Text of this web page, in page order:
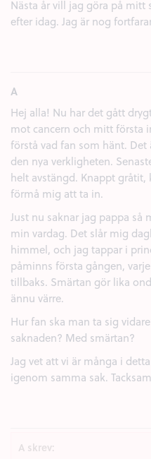
Nästa år vill jag göra på mitt
efter idag. Jag är nog
A
Hej alla! Nu har det gått
mot cancern och mitt första
förstå vad fan som hänt.
den nya verkligheten.
helt avstängd. Knappt
förmå mig att ta in.
Just nu saknar jag pappa så
min vardag. Det slår mig
himmel, och jag tappar i
påminns första gången,
tillbaks. Smärtan gör lika
ännu värre.
Hur fan ska man ta sig
saknaden? Med smärtan?
Jag vet att vi är många i
igenom samma sak.
A skrev: